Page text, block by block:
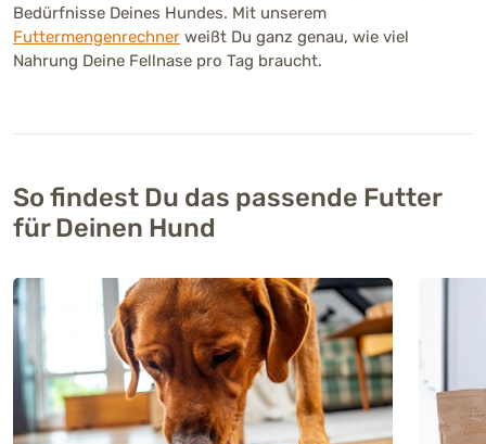
Bedürfnisse Deines Hundes. Mit unserem
Futtermengenrechner weißt Du ganz genau, wie viel
Nahrung Deine Fellnase pro Tag braucht.
So findest Du das passende Futter
für Deinen Hund